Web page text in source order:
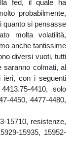
fed, il quale ha
probabilmente,
quanto si pensasse
molta volatilità,
anche tantissime
diversi vuoti, tutti
saranno colmati, al
ieri, con i seguenti
15710, resistenze,
15935, 15952-